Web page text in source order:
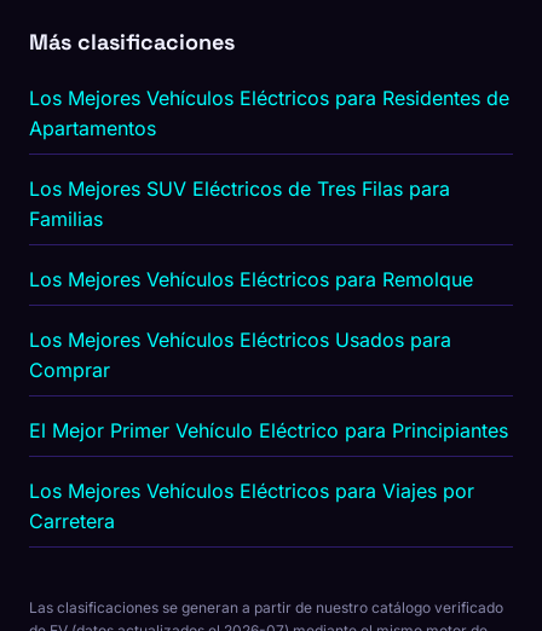
Más clasificaciones
Los Mejores Vehículos Eléctricos para Residentes de
Apartamentos
Los Mejores SUV Eléctricos de Tres Filas para
Familias
Los Mejores Vehículos Eléctricos para Remolque
Los Mejores Vehículos Eléctricos Usados para
Comprar
El Mejor Primer Vehículo Eléctrico para Principiantes
Los Mejores Vehículos Eléctricos para Viajes por
Carretera
Las clasificaciones se generan a partir de nuestro catálogo verificado